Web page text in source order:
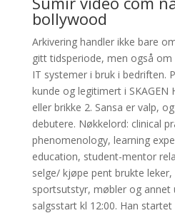
bollywood
Arkivering handler ikke bare
gitt tidsperiode, men også
IT systemer i bruk i bedriften.
kunde og legitimert i SKAGEN
eller brikke 2. Sansa er valp,
debutere. Nøkkelord: clinical
phenomenology, learning
education, student-mentor
selge/ kjøpe pent brukte
sportsutstyr, møbler og annet
salgsstart kl 12:00. Han